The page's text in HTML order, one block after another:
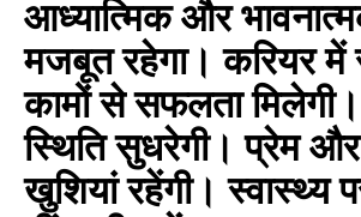
आध्यात्मिक और
मजबूत रहेगा। करियर में
कामों से सफलता
स्थिति सुधरेगी। प्रेम और
खुशियां रहेंगी। स्वास्थ्य